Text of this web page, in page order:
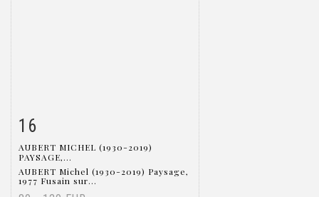
16
AUBERT MICHEL (1930-2019)
PAYSAGE,...
AUBERT Michel (1930-2019) Paysage,
1977 Fusain sur...